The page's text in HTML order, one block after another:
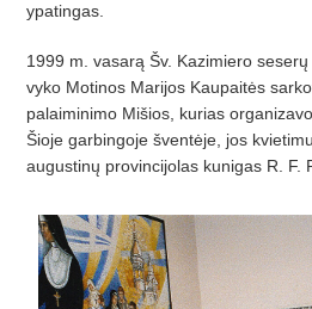
ypatingas.
1999 m. vasarą Šv. Kazimiero
vyko Motinos Marijos Kaupaitės
palaiminimo Mišios, kurias
Šioje garbingoje šventėje, jos
augustinų provincijolas kunigas R. F.